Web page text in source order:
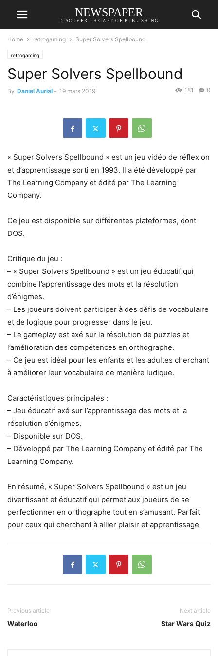
NEWSPAPER
DISCOVER THE ART OF PUBLISHING
Home retrogaming Super Solvers Spellbound
retrogaming
Super Solvers Spellbound
By Daniel Aurial - 19 mars 2019 0
181
« Super Solvers Spellbound » est un jeu vidéo de réflexion
et d’apprentissage sorti en 1993. Il a été développé par
The Learning Company et édité par The Learning
Company.
Ce jeu est disponible sur différentes plateformes, dont
DOS.
Critique du jeu :
– « Super Solvers Spellbound » est un jeu éducatif qui
combine l’apprentissage des mots et la résolution
d’énigmes.
– Les joueurs doivent participer à des défis de vocabulaire
et de logique pour progresser dans le jeu.
– Le gameplay est axé sur la résolution de puzzles et
l’amélioration des compétences en orthographe.
– Ce jeu est idéal pour les enfants et les adultes cherchant
à améliorer leur vocabulaire de manière ludique.
Caractéristiques principales :
– Jeu éducatif axé sur l’apprentissage des mots et la
résolution d’énigmes.
– Disponible sur DOS.
– Développé par The Learning Company et édité par The
Learning Company.
En résumé, « Super Solvers Spellbound » est un jeu
divertissant et éducatif qui permet aux joueurs de se
perfectionner en orthographe tout en s’amusant. Parfait
pour ceux qui cherchent à allier plaisir et apprentissage.
Previous article
Waterloo
Next article
Star Wars Quiz